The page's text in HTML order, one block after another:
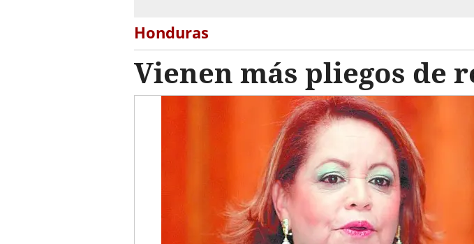
Honduras
Vienen más pliegos de